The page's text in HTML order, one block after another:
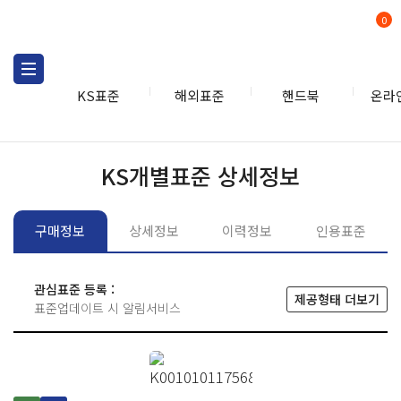
KS표준 해외표준 핸드북 온라
0
KS개별표준 상세정보
구매정보 상세정보 이력정보 인용표준
관심표준 등록 :
표준업데이트 시 알림서비스
제공형태 더보기